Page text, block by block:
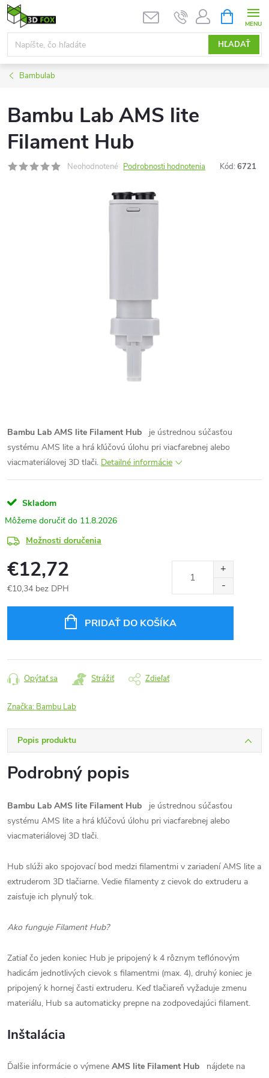
Prejsť
na
obsah
HĽADAŤ
KOŠÍK
Bambulab
Bambu Lab AMS lite
Filament Hub
Neohodnotené Podrobnosti hodnotenia Kód: 6721
Bambu Lab AMS lite Filament Hub
je ústrednou súčasťou
systému AMS lite a hrá kľúčovú úlohu pri viacfarebnej alebo
viacmateriálovej 3D tlači. Detailné informácie
Skladom
11.8.2026
Možnosti doručenia
€12,72
€10,34 bez DPH
PRIDAŤ DO KOŠÍKA
Opýtať sa Strážiť Zdieľať
Značka: Bambu Lab
Popis produktu
Podrobný popis
Bambu Lab AMS lite Filament Hub
je ústrednou súčasťou
systému AMS lite a hrá kľúčovú úlohu pri viacfarebnej alebo
viacmateriálovej 3D tlači.
Hub slúži ako spojovací bod medzi filamentmi v zariadení AMS lite a
extruderom 3D tlačiarne. Vedie filamenty z cievok do extruderu a
zaisťuje ich plynulý tok.
Ako funguje Filament Hub?
Zatiaľ čo jeden koniec Hub je pripojený k 4 rôznym teflónovým
hadicám jednotlivých cievok s filamentmi (max. 4), druhý koniec je
pripojený k hornej časti extruderu. Keď tlačiareň vyžaduje zmenu
materiálu, Hub sa automaticky prepne na zodpovedajúci filament.
Inštalácia
Ďalšie informácie o výmene AMS lite Filament Hub
nájdete na